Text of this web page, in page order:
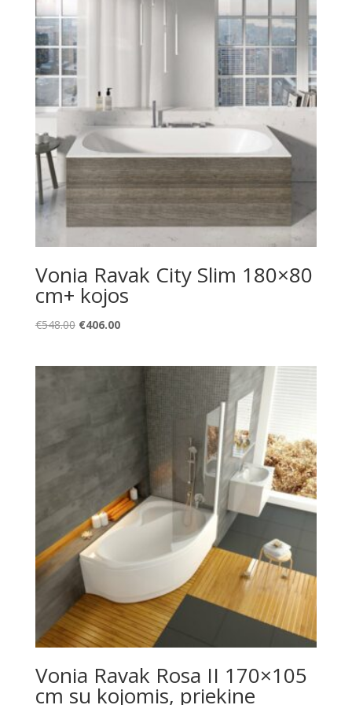
Vonia Ravak City Slim 180×80
cm+ kojos
€548.00 Original
€406.00Current
Vonia Ravak Rosa II 170×105
cm su kojomis, priekine